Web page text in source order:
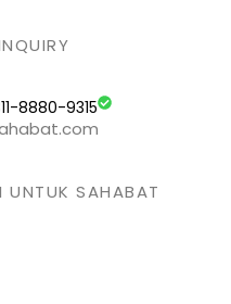
8880-9315
UNTUK SAHABAT